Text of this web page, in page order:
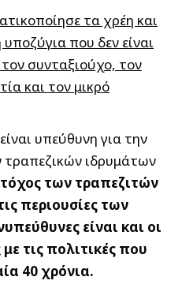
τα χρέη και
που δεν είναι
συνταξιούχο, τον
και τον μικρό
υπεύθυνη για την
τραπεζικών ιδρυμάτων
των τραπεζιτών
περιουσίες των
είναι και οι
τις πολιτικές που
40 χρόνια.